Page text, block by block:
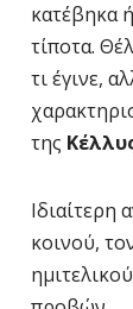
κατέβηκα
τίποτα.
τι έγινε,
της
Ιδιαίτερη
κοινού,